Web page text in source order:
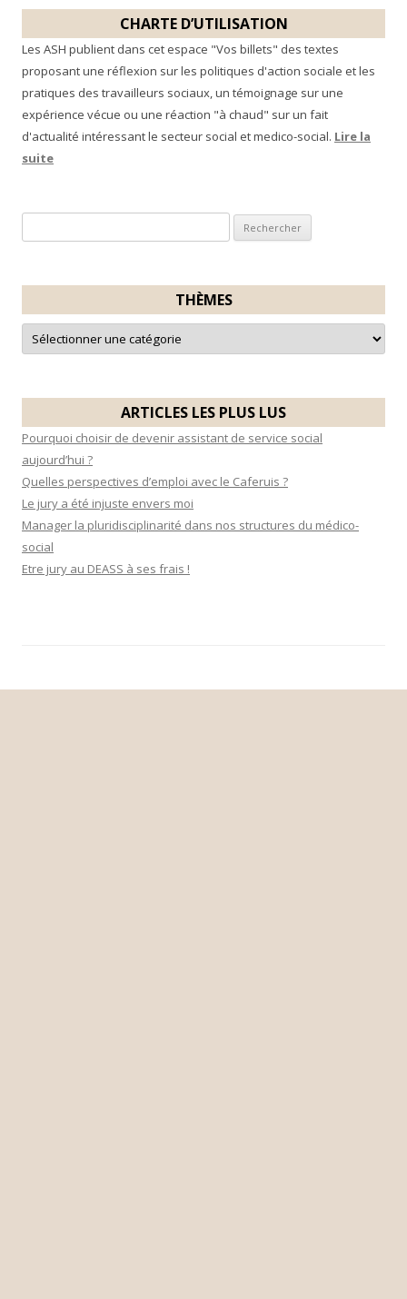
CHARTE D’UTILISATION
Les ASH publient dans cet espace "Vos billets" des textes
proposant une réflexion sur les politiques d'action sociale et les
pratiques des travailleurs sociaux, un témoignage sur une
expérience vécue ou une réaction "à chaud" sur un fait
d'actualité intéressant le secteur social et medico-social. Lire la
suite
e
h
e
c
e
:
THÈMES
T
m
ARTICLES LES PLUS LUS
Pourquoi choisir de devenir assistant de service social
aujourd’hui ?
Quelles perspectives d’emploi avec le Caferuis ?
Le jury a été injuste envers moi
Manager la pluridisciplinarité dans nos structures du médico-
social
Etre jury au DEASS à ses frais !